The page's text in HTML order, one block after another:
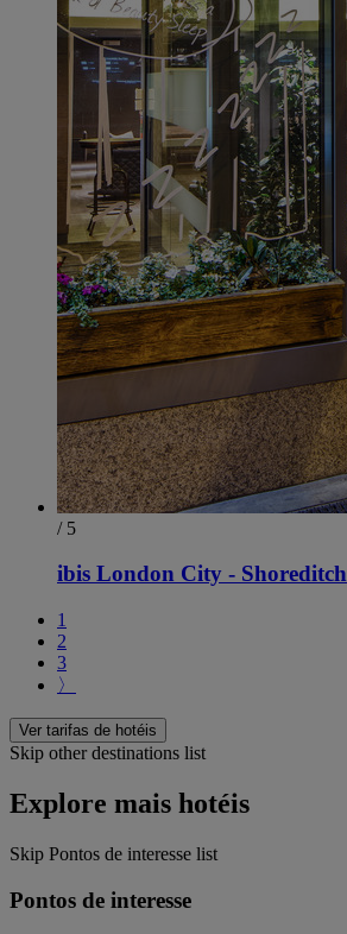
/ 5
ibis London City - Shoreditch
1
2
3
〉
Ver tarifas de hotéis
Skip other destinations list
Explore mais hotéis
Skip Pontos de interesse list
Pontos de interesse